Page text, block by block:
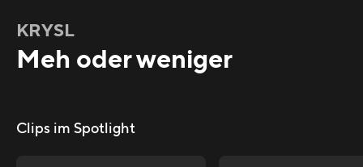
KRYSL
Meh oder weniger
Clips im Spotlight